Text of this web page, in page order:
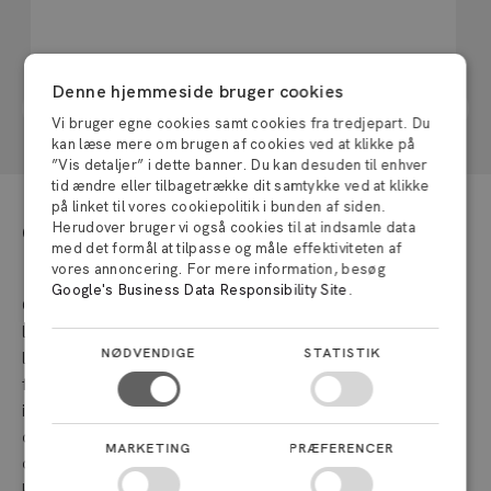
Opmagasinering af dine ejendele hos
Depothuset
Opbevaring er et behov, de fleste af os vil få i løbet af vores
liv. Uanset om det er på grund af en flytning til en ny
lejlighed, en stor renovering i kælderen eller bare behovet
for at frigøre plads derhjemme, er det i en sådan situation
ideelt at have adgang til en pålidelig og sikker
opbevaringsløsning. Hos Depothuset forstår vi disse behov
og stræber efter at tilbyde den bedste service til vores
Denne hjemmeside bruger cookies
Vi bruger egne cookies samt cookies fra tredjepart. Du
kan læse mere om brugen af cookies ved at klikke på
”Vis detaljer” i dette banner. Du kan desuden til enhver
tid ændre eller tilbagetrække dit samtykke ved at klikke
på linket til vores cookiepolitik i bunden af siden.
Herudover bruger vi også cookies til at indsamle data
med det formål at tilpasse og måle effektiviteten af
vores annoncering. For mere information, besøg
Google's Business Data Responsibility Site.
NØDVENDIGE STATISTIK
MARKETING PRÆFERENCER